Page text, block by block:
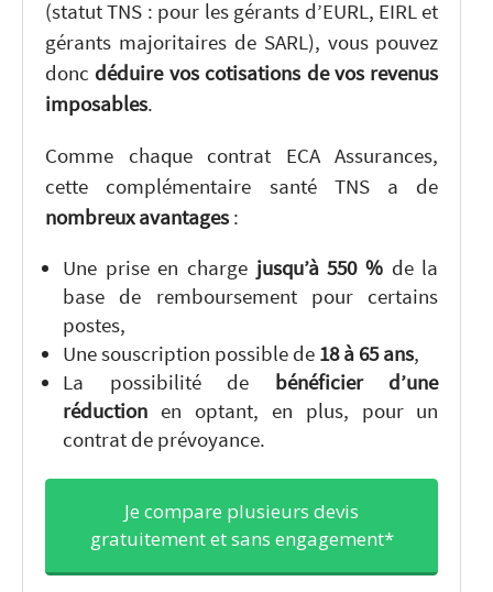
(statut TNS : pour les gérants d’EURL, EIRL et
gérants majoritaires de SARL), vous pouvez
donc déduire vos cotisations de vos revenus
imposables.
Comme chaque contrat ECA Assurances,
cette complémentaire santé TNS a de
nombreux avantages :
Une prise en charge jusqu’à 550 % de la
base de remboursement pour certains
postes,
Une souscription possible de 18 à 65 ans,
La possibilité de bénéficier d’une
réduction en optant, en plus, pour un
contrat de prévoyance.
Je compare plusieurs devis
gratuitement et sans engagement*